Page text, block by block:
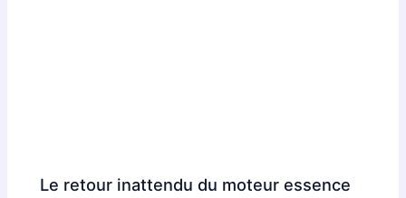
Le retour inattendu du moteur essence